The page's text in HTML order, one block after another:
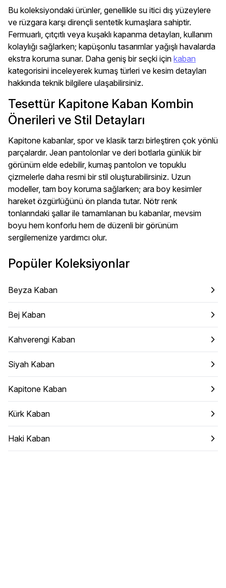
Bu koleksiyondaki ürünler, genellikle su itici dış yüzeylere
ve rüzgara karşı dirençli sentetik kumaşlara sahiptir.
Fermuarlı, çıtçıtlı veya kuşaklı kapanma detayları, kullanım
kolaylığı sağlarken; kapüşonlu tasarımlar yağışlı havalarda
ekstra koruma sunar. Daha geniş bir seçki için kaban
kategorisini inceleyerek kumaş türleri ve kesim detayları
hakkında teknik bilgilere ulaşabilirsiniz.
Tesettür Kapitone Kaban Kombin
Önerileri ve Stil Detayları
Kapitone kabanlar, spor ve klasik tarzı birleştiren çok yönlü
parçalardır. Jean pantolonlar ve deri botlarla günlük bir
görünüm elde edebilir, kumaş pantolon ve topuklu
çizmelerle daha resmi bir stil oluşturabilirsiniz. Uzun
modeller, tam boy koruma sağlarken; ara boy kesimler
hareket özgürlüğünü ön planda tutar. Nötr renk
tonlarındaki şallar ile tamamlanan bu kabanlar, mevsim
boyu hem konforlu hem de düzenli bir görünüm
sergilemenize yardımcı olur.
Popüler Koleksiyonlar
Beyza Kaban
Bej Kaban
Kahverengi Kaban
Siyah Kaban
Kapitone Kaban
Kürk Kaban
Haki Kaban